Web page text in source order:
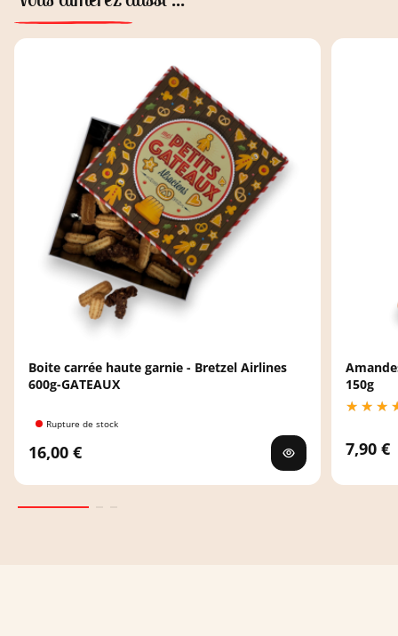
Boite carrée haute garnie - Bretzel Airlines
600g-GATEAUX
Rupture de stock
16,00 €
150g
7,90 €